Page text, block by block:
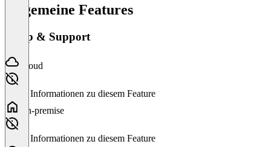
Allgemeine Features
Setup & Support
Cloud
Keine Informationen zu diesem Feature
On-premise
Keine Informationen zu diesem Feature